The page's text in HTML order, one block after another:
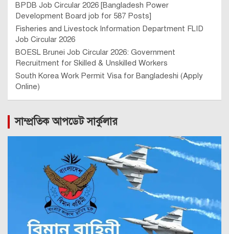
BPDB Job Circular 2026 [Bangladesh Power
Development Board job for 587 Posts]
Fisheries and Livestock Information Department FLID
Job Circular 2026
BOESL Brunei Job Circular 2026: Government
Recruitment for Skilled & Unskilled Workers
South Korea Work Permit Visa for Bangladeshi (Apply
Online)
সাম্প্রতিক আপডেট সার্কুলার